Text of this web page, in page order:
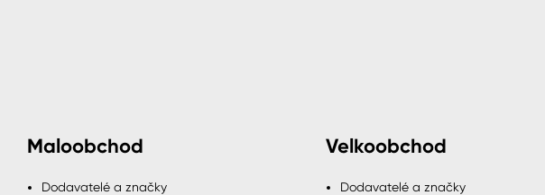
Maloobchod
Dodavatelé a značky
Velkoobchod
Dodavatelé a značky